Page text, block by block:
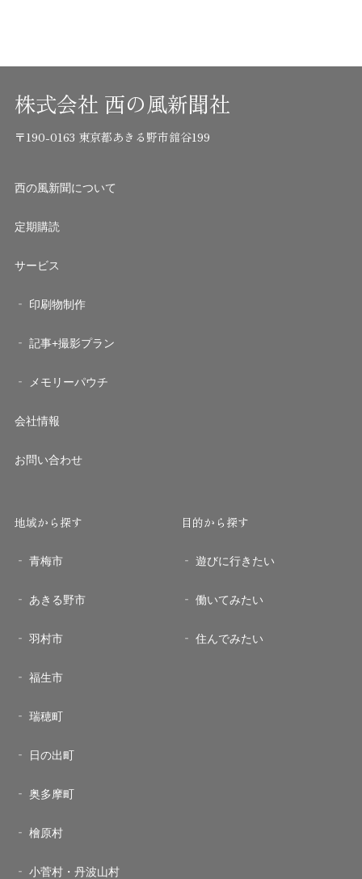
株式会社 西の風新聞社
〒190-0163 東京都あきる野市舘谷199
西の風新聞について
定期購読
サービス
印刷物制作
記事+撮影プラン
メモリーパウチ
会社情報
お問い合わせ
地域から探す
青梅市
あきる野市
羽村市
福生市
瑞穂町
日の出町
奥多摩町
檜原村
小菅村・丹波山村
目的から探す
遊びに行きたい
働いてみたい
住んでみたい